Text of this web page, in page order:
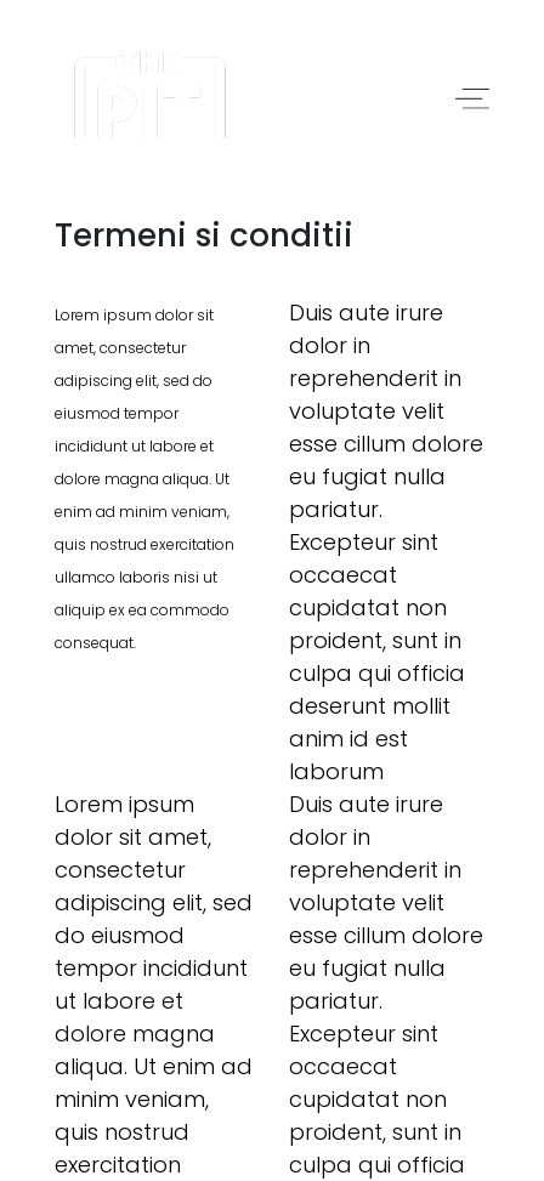
Termeni si conditii
Lorem ipsum dolor sit
amet, consectetur
adipiscing elit, sed do
eiusmod tempor
incididunt ut labore et
dolore magna aliqua. Ut
enim ad minim veniam,
quis nostrud exercitation
ullamco laboris nisi ut
aliquip ex ea commodo
consequat.
Duis aute irure
dolor in
reprehenderit in
voluptate velit
esse cillum dolore
eu fugiat nulla
pariatur.
Excepteur sint
occaecat
cupidatat non
proident, sunt in
culpa qui officia
deserunt mollit
anim id est
laborum
Lorem ipsum
dolor sit amet,
consectetur
adipiscing elit, sed
do eiusmod
tempor incididunt
ut labore et
dolore magna
aliqua. Ut enim ad
minim veniam,
quis nostrud
exercitation
Duis aute irure
dolor in
reprehenderit in
voluptate velit
esse cillum dolore
eu fugiat nulla
pariatur.
Excepteur sint
occaecat
cupidatat non
proident, sunt in
culpa qui officia